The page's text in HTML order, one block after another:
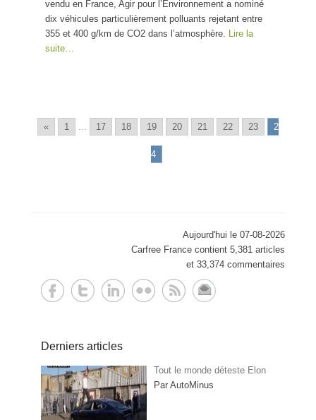
Benz
vendu en France, Agir pour l’Environnement a nominé
dix véhicules particulièrement polluants rejetant entre
355 et 400 g/km de CO2 dans l’atmosphère.
Lire la
suite…
« 1 17 18 19 20 21 22 23 2
4
Aujourd'hui le 07-08-2026
Carfree France contient 5,381 articles
et 33,374 commentaires
Derniers articles
Tout le monde déteste Elon
Par AutoMinus